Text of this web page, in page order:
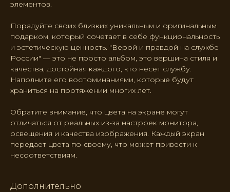
элементов.
Порадуйте своих близких уникальным и оригинальным
подарком, который сочетает в себе функциональность
и эстетическую ценность. "Верой и правдой на службе
России" — это не просто альбом, это вершина стиля и
качества, достойная каждого, кто несет службу.
Наполните его воспоминаниями, которые будут
храниться на протяжении многих лет.
Обратите внимание, что цвета на экране могут
отличаться от реальных из-за настроек монитора,
освещения и качества изображения. Каждый экран
передает цвета по-своему, что может привести к
несоответствиям.
Дополнительно